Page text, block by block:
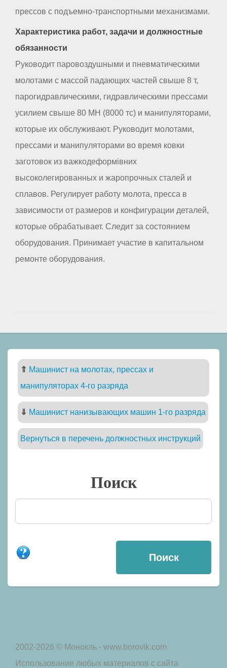
прессов с подъемно-транспортными механизмами.
Характеристика работ, задачи и должностные
обязанности
Руководит паровоздушными и пневматическими
молотами с массой падающих частей свыше 8 т,
парогидравлическими, гидравлическими прессами
усилием свыше 80 МН (8000 тс) и манипуляторами,
которые их обслуживают. Руководит молотами,
прессами и манипуляторами во время ковки
заготовок из важкодеформівних
высоколегированных и жаропрочных сталей и
сплавов. Регулирует работу молота, пресса в
зависимости от размеров и конфигурации деталей,
которые обрабатывает. Следит за состоянием
оборудования. Принимает участие в капитальном
ремонте оборудования.
⇑ Машинист на молотах, прессах и
манипуляторах 4-го разряда
⇓ Машинист нанизывающих машин 1-го разряда
Вернуться в перечень должностных инструкций
Поиск
2002-2026 © Монокль - www.borovik.com
Использование любых материалов с сайта